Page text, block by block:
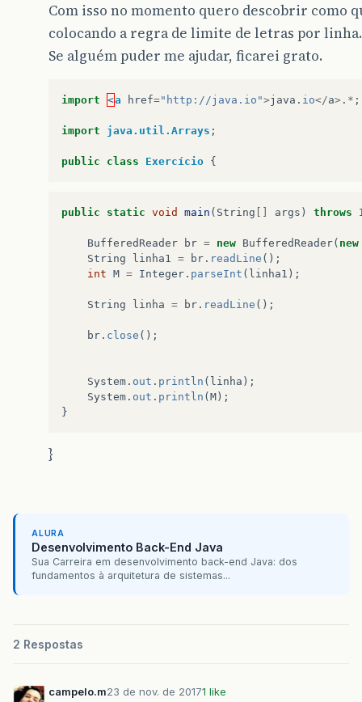
Com isso no momento quero descobrir como
colocando a regra de limite de letras por linha.
Se alguém puder me ajudar, ficarei grato.
import <a href="http://java.io">java . io</a> . * ;
import java.util.Arrays ;
public class Exercício {
public static void main ( String args ) throws
BufferedReader br = new BufferedReader( new
String
linha1 = br . readLine ();
int M = Integer . parseInt ( linha1 );
String linha = br . readLine ();
br . close ();
System . out . println ( linha );
System . out . println ( M );
}
}
ALURA
Desenvolvimento Back-End Java
Sua Carreira em desenvolvimento back-end Java: dos
fundamentos à arquitetura de sistemas...
2 Respostas
campelo.m23 de nov. de 20171 like